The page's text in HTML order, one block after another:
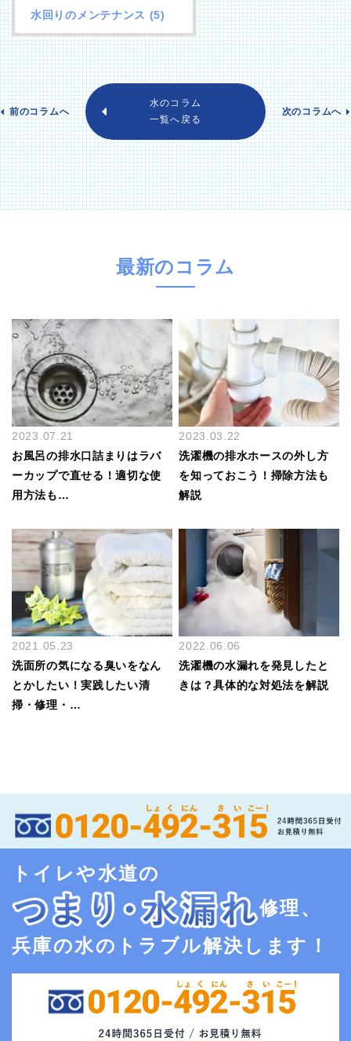
水回りのメンテナンス (5)
前のコラムへ
水のコラム
一覧へ戻る
次のコラムへ
最新のコラム
2023.07.21
お風呂の排水口詰まりはラバ
ーカップで直せる！適切な使
用方法も…
2023.03.22
洗濯機の排水ホースの外し方
を知っておこう！掃除方法も
解説
2021.05.23
洗面所の気になる臭いをなん
とかしたい！実践したい清
掃・修理・…
2022.06.06
洗濯機の水漏れを発見したと
きは？具体的な対処法を解説
トイレや水道の
修理、
兵庫の水のトラブル解決します！